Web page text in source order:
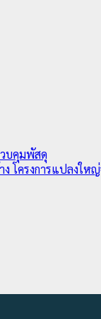
บคุมพัสดุ
ง โครงการแปลงใ